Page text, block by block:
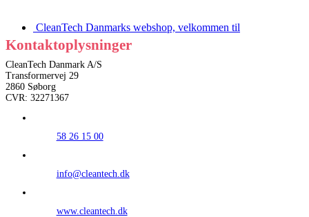
CleanTech Danmarks webshop, velkommen til
Kontaktoplysninger
CleanTech Danmark A/S
Transformervej 29
2860 Søborg
CVR: 32271367
58 26 15 00
info@cleantech.dk
www.cleantech.dk